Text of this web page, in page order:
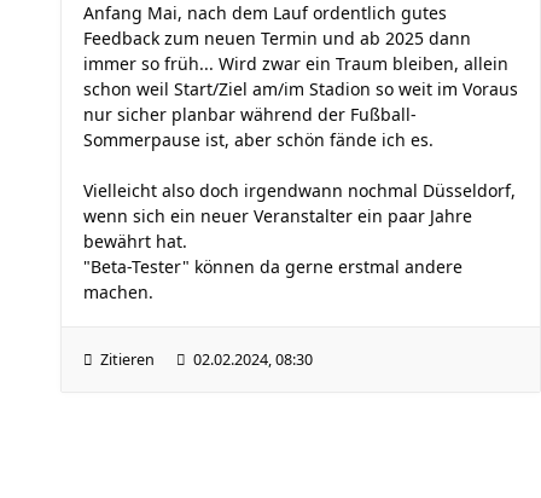
Anfang Mai, nach dem Lauf ordentlich gutes
Feedback zum neuen Termin und ab 2025 dann
immer so früh... Wird zwar ein Traum bleiben, allein
schon weil Start/Ziel am/im Stadion so weit im Voraus
nur sicher planbar während der Fußball-
Sommerpause ist, aber schön fände ich es.
Vielleicht also doch irgendwann nochmal Düsseldorf,
wenn sich ein neuer Veranstalter ein paar Jahre
bewährt hat.
"Beta-Tester" können da gerne erstmal andere
machen.
Zitieren 02.02.2024, 08:30